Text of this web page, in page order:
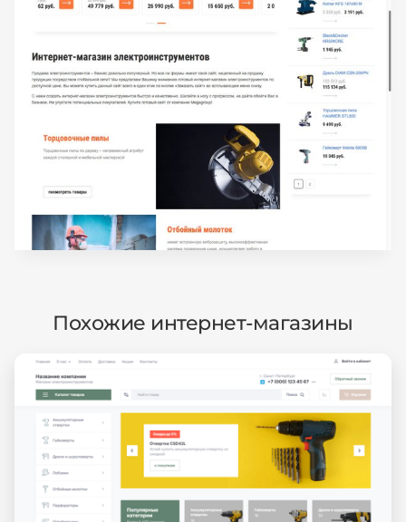
Похожие интернет-магазины